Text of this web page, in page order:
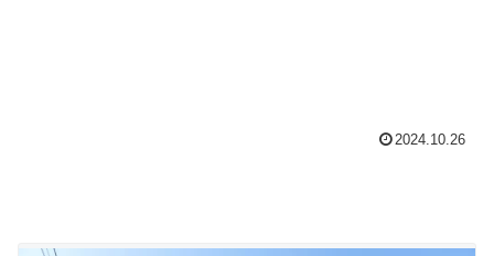
2024.10.26